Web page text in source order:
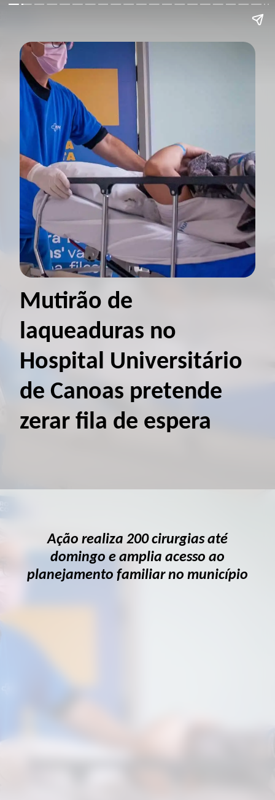
Mutirão de
laqueaduras no
Hospital Universitário
de Canoas pretende
zerar fila de espera
Ação realiza 200 cirurgias até
domingo e amplia acesso ao
planejamento familiar no município